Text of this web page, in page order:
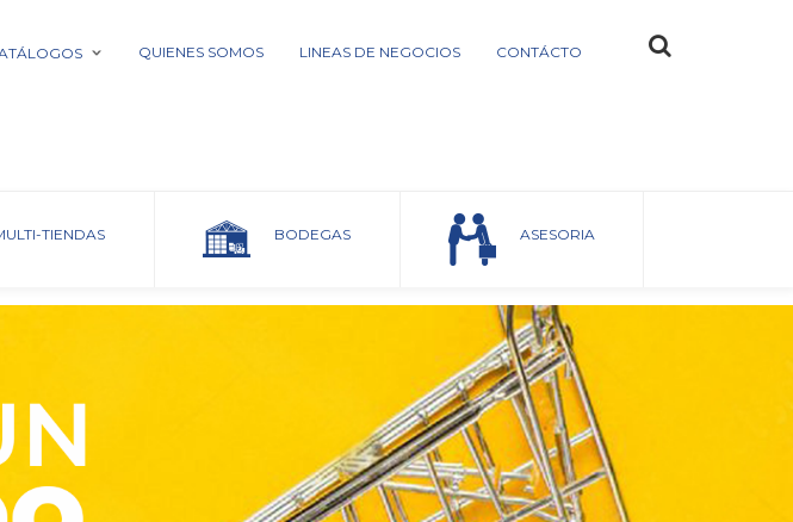
QUIENES SOMOS LINEAS DE NEGOCIOS CONTÁCTO
TIENDAS BODEGAS ASESORIA
Home Supermercados